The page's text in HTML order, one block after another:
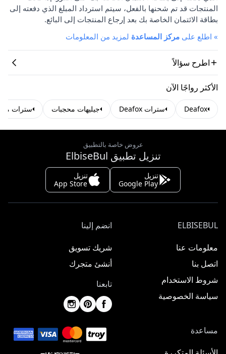
المنتجات قد تم شحنها بالفعل، سيتم استرداد المبلغ الذي دفعته إلى
بطاقة الائتمان الخاصة بك بعد إرجاع المنتجات إلى البائع.
» اطلع على مركز المساعدة لمزيد من المعلومات
اطرح سؤالاً
الأكثر رواجًا الآن
Deafox سترات Deafox جيليهات محجبات سترات
عروض خاصة بالتطبيق
تنزيل تطبيق ElbiseBul
تنزيل
Google Play
تنزيل
App Store
ELBISEBUL
معلومات عنا
اتصل بنا
شروط الاستخدام
سياسة الخصوصية
انضم إلينا
شريك تسويق
أنشئ متجرك
تابعنا
مساعدة